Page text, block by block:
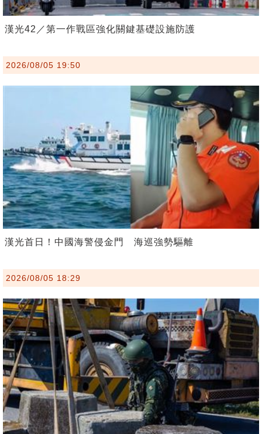
漢光42／第一作戰區強化關鍵基礎設施防護
2026/08/05 19:50
漢光首日！中國海警侵金門 海巡強勢驅離
2026/08/05 18:29